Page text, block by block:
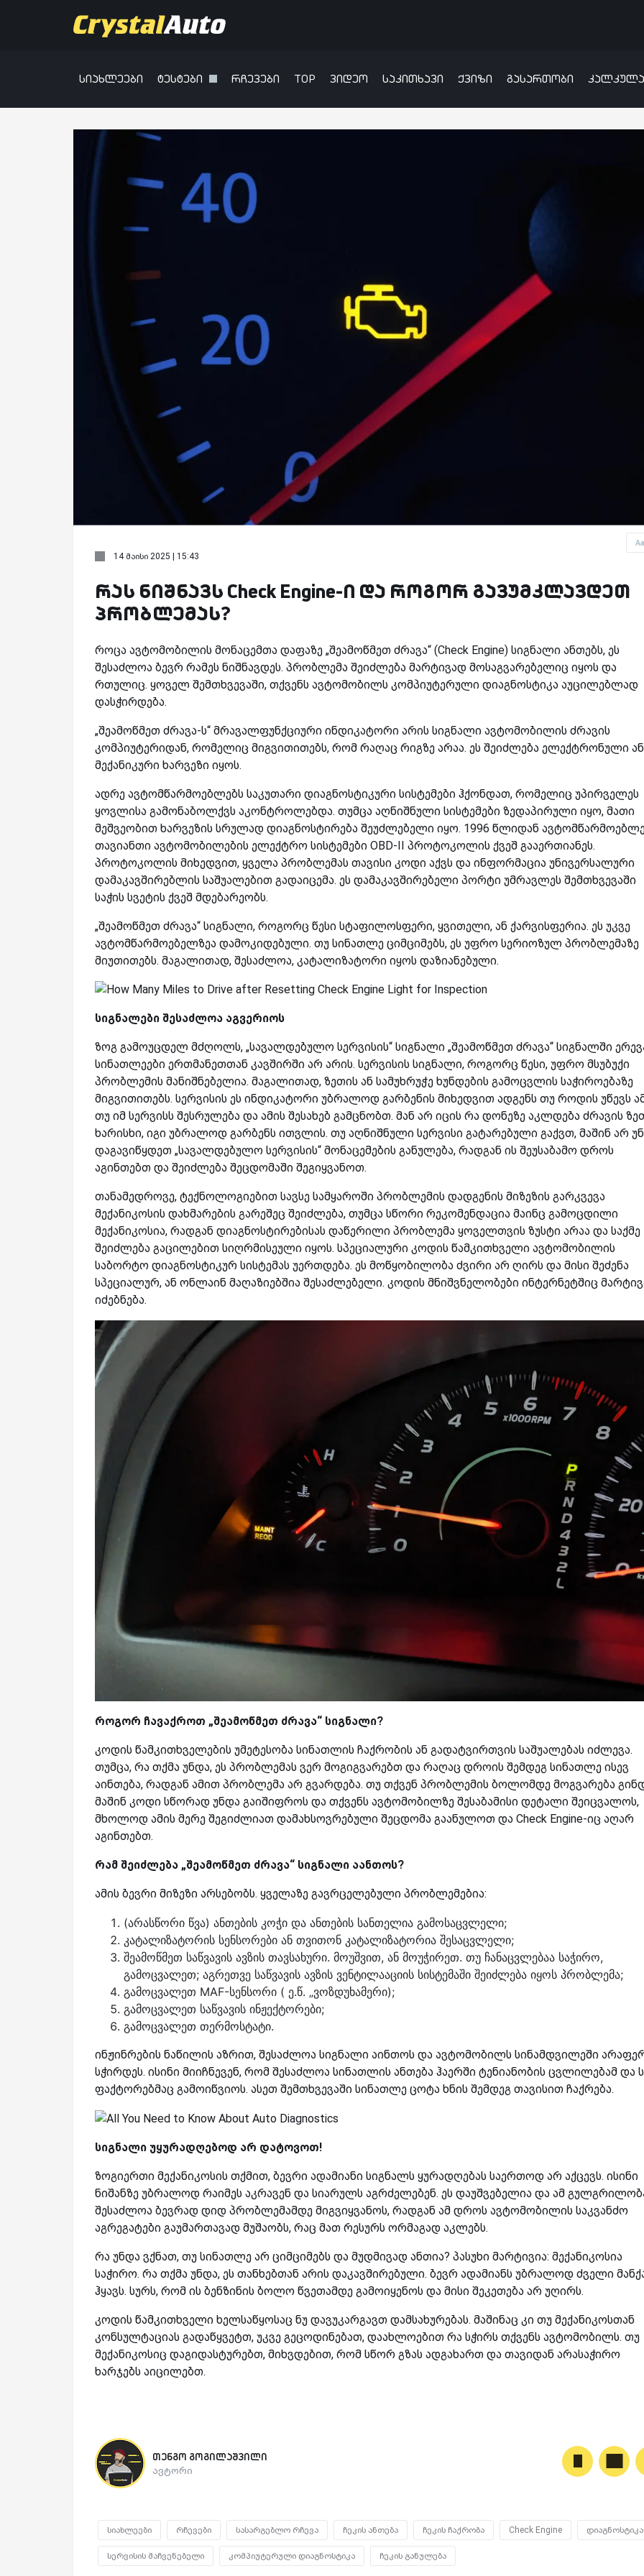
სიახლეები ტესტები რჩევები TOP ვიდეო საკითხავი ქვიზი გასართობი
Aa
14 მაისი 2025 | 15:43
რას ნიშნავს Check Engine-ი და როგორ გავუმკლავდეთ
პრობლემას?
როცა ავტომობილის მონაცემთა დაფაზე „შეამოწმეთ ძრავა“ (Check Engine) სიგნალი ანთებს, ეს
შესაძლოა ბევრ რამეს ნიშნავდეს. პრობლემა შეიძლება მარტივად მოსაგვარებელიც იყოს და
რთულიც. ყოველ შემთხვევაში, თქვენს ავტომობილს კომპიუტერული დიაგნოსტიკა აუცილებლად
დასჭირდება.
„შეამოწმეთ ძრავა-ს“ მრავალფუნქციური ინდიკატორი არის სიგნალი ავტომობილის ძრავის
კომპიუტერიდან, რომელიც მიგვითითებს, რომ რაღაც რიგზე არაა. ეს შეიძლება ელექტრონული ან
მექანიკური ხარვეზი იყოს.
ადრე ავტომწარმოებლებს საკუთარი დიაგნოსტიკური სისტემები ჰქონდათ, რომელიც უპირველეს
ყოვლისა გამონაბოლქვს აკონტროლებდა. თუმცა აღნიშნული სისტემები ზედაპირული იყო, მათი
მეშვეობით ხარვეზის სრულად დიაგნოსტირება შეუძლებელი იყო. 1996 წლიდან
თავიანთი ავტომობილების ელექტრო სისტემები OBD-II პროტოკოლის ქვეშ გააერთიანეს.
პროტოკოლის მიხედვით, ყველა პრობლემას თავისი კოდი აქვს და ინფორმაცია უნივერსალური
დამაკავშირებლის საშუალებით გადაიცემა. ეს დამაკავშირებელი პორტი უმრავლეს შემთხვევაში
საჭის სვეტის ქვეშ მდებარეობს.
„შეამოწმეთ ძრავა“ სიგნალი, როგორც წესი სტაფილოსფერი, ყვითელი, ან ქარვისფერია. ეს უკვე
ავტომწარმოებელზეა დამოკიდებული. თუ სინათლე ციმციმებს, ეს უფრო სერიოზულ პრობლემაზე
მიუთითებს. მაგალითად, შესაძლოა, კატალიზატორი იყოს დაზიანებული.
სიგნალები შესაძლოა აგვერიოს
ზოგ გამოუცდელ მძღოლს, „სავალდებულო სერვისის“ სიგნალი „შეამოწმეთ ძრავა“ სიგნალში
სინათლეები ერთმანეთთან კავშირში არ არის. სერვისის სიგნალი, როგორც წესი, უფრო მსუბუქი
პრობლემის მანიშნებელია. მაგალითად, ზეთის ან სამუხრუჭე ხუნდების გამოცვლის საჭიროებაზე
მიგვითითებს. სერვისის ეს ინდიკატორი უბრალოდ გარბენის მიხედვით ადგენს თუ როდის უწევს
თუ იმ სერვისს შესრულება და ამის შესახებ გამცნობთ. მან არ იცის რა დონეზე აკლდება ძრავის
ხარისხი, იგი უბრალოდ გარბენს ითვლის. თუ აღნიშნული სერვისი გატარებული გაქვთ, მაშინ არ
დაგავიწყდეთ „სავალდებულო სერვისის“ მონაცემების განულება, რადგან ის შეუსაბამო დროს
აგინთებთ და შეიძლება შეცდომაში შეგიყვანოთ.
თანამედროვე, ტექნოლოგიებით სავსე სამყაროში პრობლემის დადგენის მიზეზის გარკვევა
მექანიკოსის დახმარების გარეშეც შეიძლება, თუმცა სწორი რეკომენდაცია მაინც გამოცდილი
მექანიკოსია, რადგან დიაგნოსტირებისას დაწერილი პრობლემა ყოველთვის ზუსტი არაა და საქმე
შეიძლება გაცილებით სიღრმისეული იყოს. სპეციალური კოდის წამკითხველი ავტომობილის
საბორტო დიაგნოსტიკურ სისტემას უერთდება. ეს მოწყობილობა ძვირი არ ღირს და მისი შეძენა
სპეციალურ, ან ონლაინ მაღაზიებშია შესაძლებელი. კოდის მნიშვნელობები ინტერნეტშიც
იძებნება.
როგორ ჩავაქროთ „შეამოწმეთ ძრავა“ სიგნალი?
კოდის წამკითხველების უმეტესობა სინათლის ჩაქრობის ან გადატვირთვის საშუალებას იძლევა.
თუმცა, რა თქმა უნდა, ეს პრობლემას ვერ მოგიგვარებთ და რაღაც დროის შემდეგ სინათლე ისევ
აინთება, რადგან ამით პრობლემა არ გვარდება. თუ თქვენ პრობლემის ბოლომდე მოგვარება
მაშინ კოდი სწორად უნდა გაიშიფროს და თქვენს ავტომობილზე შესაბამისი დეტალი შეიცვალოს,
მხოლოდ ამის მერე შეგიძლიათ დამახსოვრებული შეცდომა გაანულოთ და Check Engine-იც აღარ
აგინთებთ.
რამ შეიძლება „შეამოწმეთ ძრავა“ სიგნალი აანთოს?
ამის ბევრი მიზეზი არსებობს. ყველაზე გავრცელებული პრობლემებია:
(არასწორი წვა) ანთების კოჭი და ანთების სანთელია გამოსაცვლელი;
კატალიზატორის სენსორები ან თვითონ კატალიზატორია შესაცვლელი;
შეამოწმეთ საწვავის ავზის თავსახური. მოუშვით, ან მოუჭირეთ. თუ ჩანაცვლებაა საჭირო,
გამოცვალეთ; აგრეთვე საწვავის ავზის ვენტილააციის სისტემაში შეიძლება იყოს პრობლემა;
გამოცვალეთ MAF-სენსორი ( ე.წ. „ვოზდუხამერი);
გამოცვალეთ საწვავის ინჟექტორები;
გამოცვალეთ თერმოსტატი.
ინჟინრების ნაწილის აზრით, შესაძლოა სიგნალი აინთოს და ავტომობილს სინამდვილეში
სჭირდეს. ისინი მიიჩნევენ, რომ შესაძლოა სინათლის ანთება ჰაერში ტენიანობის ცვლილებამ და
ფაქტორებმაც გამოიწვიოს. ასეთ შემთხვევაში სინათლე ცოტა ხნის შემდეგ თავისით ჩაქრება.
სიგნალი უყურადღებოდ არ დატოვოთ!
ზოგიერთი მექანიკოსის თქმით, ბევრი ადამიანი სიგნალს ყურადღებას საერთოდ არ აქცევს. ისინი
ნიშანზე უბრალოდ რაიმეს აკრავენ და სიარულს აგრძელებენ. ეს დაუშვებელია და ამ
შესაძლოა ბევრად დიდ პრობლემამდე მიგვიყვანოს, რადგან ამ დროს ავტომობილის საკვანძო
აგრეგატები გაუმართავად მუშაობს, რაც მათ რესურს ორმაგად აკლებს.
რა უნდა ვქნათ, თუ სინათლე არ ციმციმებს და მუდმივად ანთია? პასუხი მარტივია: მექანიკოსია
საჭირო. რა თქმა უნდა, ეს თანხებთან არის დაკავშირებული. ბევრ ადამიანს უბრალოდ ძველი
ჰყავს. სურს, რომ ის ბენზინის ბოლო წვეთამდე გამოიყენოს და მისი შეკეთება არ უღირს.
კოდის წამკითხველი ხელსაწყოსაც ნუ დავუკარგავთ დამსახურებას. მაშინაც კი თუ მექანიკოსთან
კონსულტაციას გადაწყვეტთ, უკვე გეცოდინებათ, დაახლოებით რა სჭირს თქვენს ავტომობილს. თუ
მექანიკოსიც დაგიდასტურებთ, მიხვდებით, რომ სწორ გზას ადგახართ და თავიდან არასაჭირო
ხარჯებს აიცილებთ.
თენგო გოგილაშვილი
ავტორი
სიახლეები რჩევები სასარგებლო რჩევა ჩეკის ანთება ჩეკის ჩაქრობა Check Engine დიაგნოსტიკა
სერვისის მაჩვენებელი კომპიუტერული დიაგნოსტიკა ჩეკის განულება